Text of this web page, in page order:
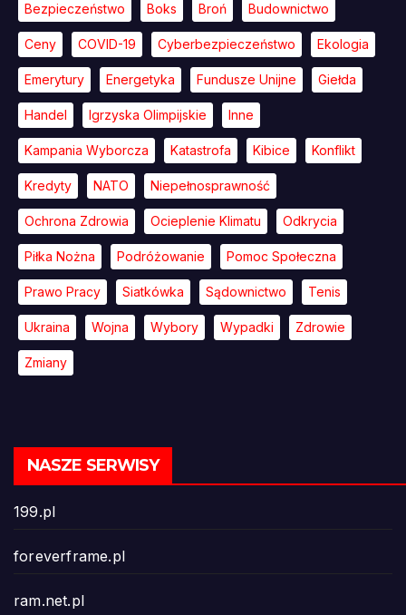
Bezpieczeństwo Boks Broń Budownictwo
Ceny COVID-19 Cyberbezpieczeństwo Ekologia
Emerytury Energetyka Fundusze Unijne Giełda
Handel Igrzyska Olimpijskie Inne
Kampania Wyborcza Katastrofa Kibice Konflikt
Kredyty NATO Niepełnosprawność
Ochrona Zdrowia Ocieplenie Klimatu Odkrycia
Piłka Nożna Podróżowanie Pomoc Społeczna
Prawo Pracy Siatkówka Sądownictwo Tenis
Ukraina Wojna Wybory Wypadki Zdrowie
Zmiany
NASZE SERWISY
199.pl
foreverframe.pl
ram.net.pl